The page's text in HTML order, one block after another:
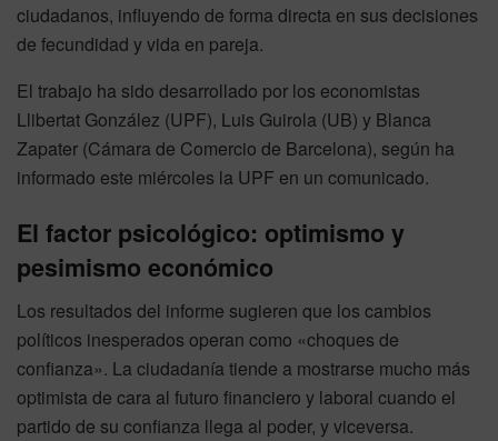
ciudadanos, influyendo de forma directa en sus decisiones
de fecundidad y vida en pareja.
El trabajo ha sido desarrollado por los economistas
Llibertat González (UPF), Luis Guirola (UB) y Blanca
Zapater (Cámara de Comercio de Barcelona), según ha
informado este miércoles la UPF en un comunicado.
El factor psicológico: optimismo y
pesimismo económico
Los resultados del informe sugieren que los cambios
políticos inesperados operan como «choques de
confianza». La ciudadanía tiende a mostrarse mucho más
optimista de cara al futuro financiero y laboral cuando el
partido de su confianza llega al poder, y viceversa.